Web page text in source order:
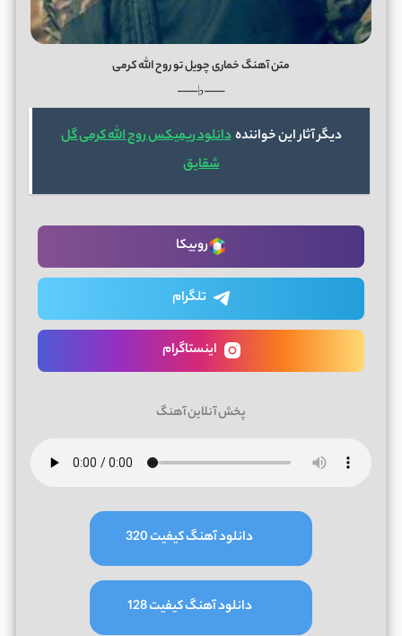
متن آهنگ خماری چویل تو روح الله کرمی
──♭──
دیگر آثار این خوانندهدانلود ریمیکس روح الله کرمی گل
شقایق
روبیکا
تلگرام
اینستاگرام
پخش آنلاین آهنگ
دانلود آهنگ کیفیت 320
دانلود آهنگ کیفیت 128